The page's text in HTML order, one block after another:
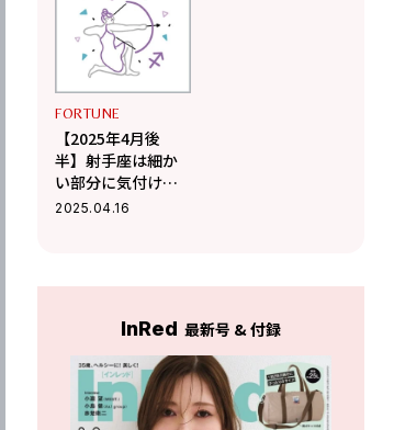
FORTUNE
【2025年4月後
半】射手座は細か
い部分に気付ける
ようになり新しい
2025.04.16
InRed 最新号 & 付録